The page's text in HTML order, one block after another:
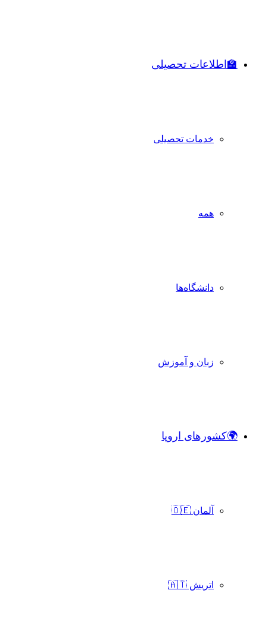
🏫اطلاعات تحصیلی
خدمات تحصیلی
همه
دانشگاه‌ها
زبان و آموزش
🌍کشورهای اروپا
آلمان 🇩🇪
اتریش 🇦🇹